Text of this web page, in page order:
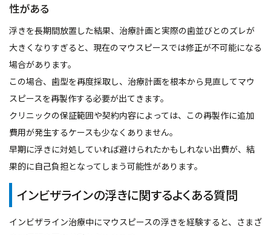
性がある
浮きを長期間放置した結果、治療計画と実際の歯並びとのズレが
大きくなりすぎると、現在のマウスピースでは修正が不可能になる
場合があります。
この場合、歯型を再度採取し、治療計画を根本から見直してマウ
スピースを再製作する必要が出てきます。
クリニックの保証範囲や契約内容によっては、この再製作に追加
費用が発生するケースも少なくありません。
早期に浮きに対処していれば避けられたかもしれない出費が、結
果的に自己負担となってしまう可能性があります。
インビザラインの浮きに関するよくある質問
インビザライン治療中にマウスピースの浮きを経験すると、さまざ